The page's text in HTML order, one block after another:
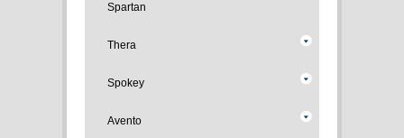
Spartan
Thera
Spokey
Avento